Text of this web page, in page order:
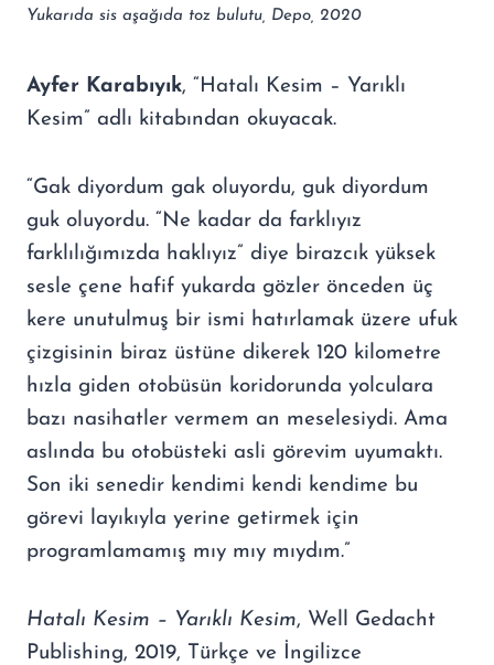
Yukarıda sis aşağıda toz bulutu, Depo, 2020
Ayfer Karabıyık, “Hatalı Kesim – Yarıklı
Kesim” adlı kitabından okuyacak.
“Gak diyordum gak oluyordu, guk diyordum
guk oluyordu. “Ne kadar da farklıyız
farklılığımızda haklıyız” diye birazcık yüksek
sesle çene hafif yukarda gözler önceden üç
kere unutulmuş bir ismi hatırlamak üzere ufuk
çizgisinin biraz üstüne dikerek 120 kilometre
hızla giden otobüsün koridorunda yolculara
bazı nasihatler vermem an meselesiydi. Ama
aslında bu otobüsteki asli görevim uyumaktı.
Son iki senedir kendimi kendi kendime bu
görevi layıkıyla yerine getirmek için
programlamamış mıy mıy mıydım.”
Hatalı Kesim – Yarıklı Kesim, Well Gedacht
Publishing, 2019, Türkçe ve İngilizce